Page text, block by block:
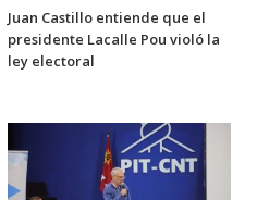
Juan Castillo entiende que el
presidente Lacalle Pou violó la
ley electoral